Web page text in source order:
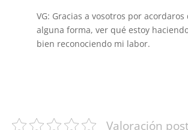
VG: Gracias a vosotros por acordaros
alguna forma, ver qué estoy
bien reconociendo mi labor.
Valoración post